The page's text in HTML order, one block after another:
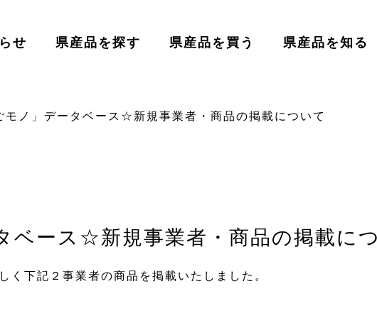
せ 県産品を探す 県産品を買う 県産品を知る
ノ」データベース☆新規事業者・商品の掲載について
ース☆新規事業者・商品の掲載に
く下記２事業者の商品を掲載いたしました。